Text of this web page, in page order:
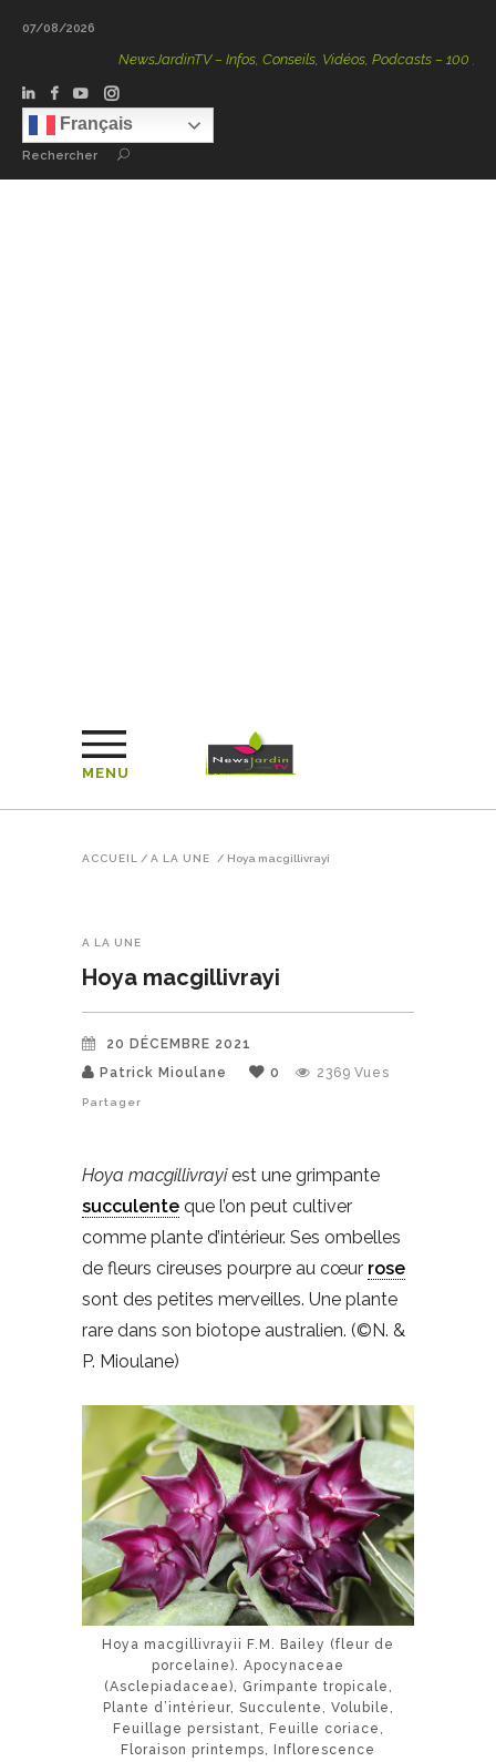
07/08/2026
NewsJardinTV – Infos, Conseils, Vidéos, Podcasts – 100 %
Français
Rechercher
MENU
ACCUEIL / A LA UNE / Hoya macgillivrayi
A LA UNE
Hoya macgillivrayi
20 DÉCEMBRE 2021
Patrick Mioulane
0 2369 Vues
Partager
Hoya macgillivrayiest une grimpante
succulente que l’on peut cultiver
comme plante d’intérieur. Ses ombelles
de fleurs cireuses pourpre au cœur rose
sont des petites merveilles. Une plante
rare dans son biotope australien. (©N. &
P. Mioulane)
Hoya macgillivrayii F.M. Bailey (fleur de
porcelaine). Apocynaceae
(Asclepiadaceae), Grimpante tropicale,
Plante d’intérieur, Succulente, Volubile,
Feuillage persistant, Feuille coriace,
Floraison printemps, Inflorescence